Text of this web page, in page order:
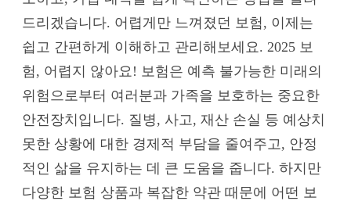
드리겠습니다. 어렵게만 느껴졌던 보험, 이제는
쉽고 간편하게 이해하고 관리해보세요. 2025 보
험, 어렵지 않아요! 보험은 예측 불가능한 미래의
위험으로부터 여러분과 가족을 보호하는 중요한
안전장치입니다. 질병, 사고, 재산 손실 등 예상치
못한 상황에 대한 경제적 부담을 줄여주고, 안정
적인 삶을 유지하는 데 큰 도움을 줍니다. 하지만
다양한 보험 상품과 복잡한 약관 때문에 어떤 보